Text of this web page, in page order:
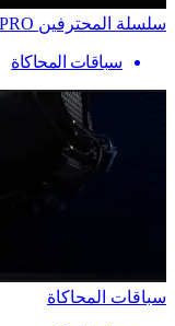
سلسلة المحترفين PRO
سباقات المحاكاة
سباقات المحاكاة